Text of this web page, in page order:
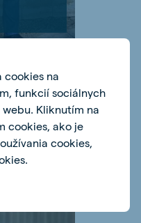
cookies na
funkcií sociálnych
Kliknutím na
cookies, ako je
cookies,